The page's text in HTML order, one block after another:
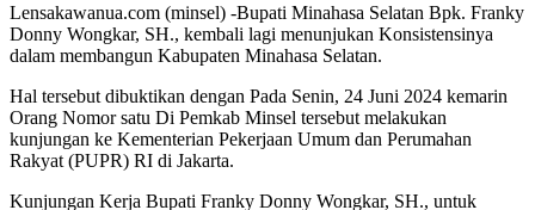
Lensakawanua.com (minsel) -Bupati Minahasa Selatan Bpk. Franky
Donny Wongkar, SH., kembali lagi menunjukan Konsistensinya
dalam membangun Kabupaten Minahasa Selatan.
Hal tersebut dibuktikan dengan Pada Senin, 24 Juni 2024 kemarin
Orang Nomor satu Di Pemkab Minsel tersebut melakukan
kunjungan ke Kementerian Pekerjaan Umum dan Perumahan
Rakyat (PUPR) RI di Jakarta.
Kunjungan Kerja Bupati Franky Donny Wongkar, SH., untuk